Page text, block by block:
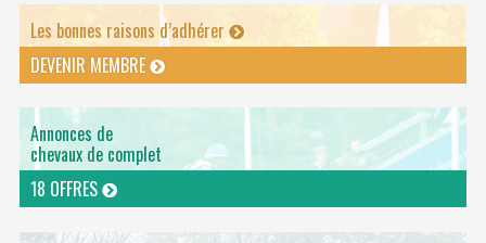
Les bonnes raisons d’adhérer
DEVENIR MEMBRE
Annonces de
chevaux de complet
18 OFFRES